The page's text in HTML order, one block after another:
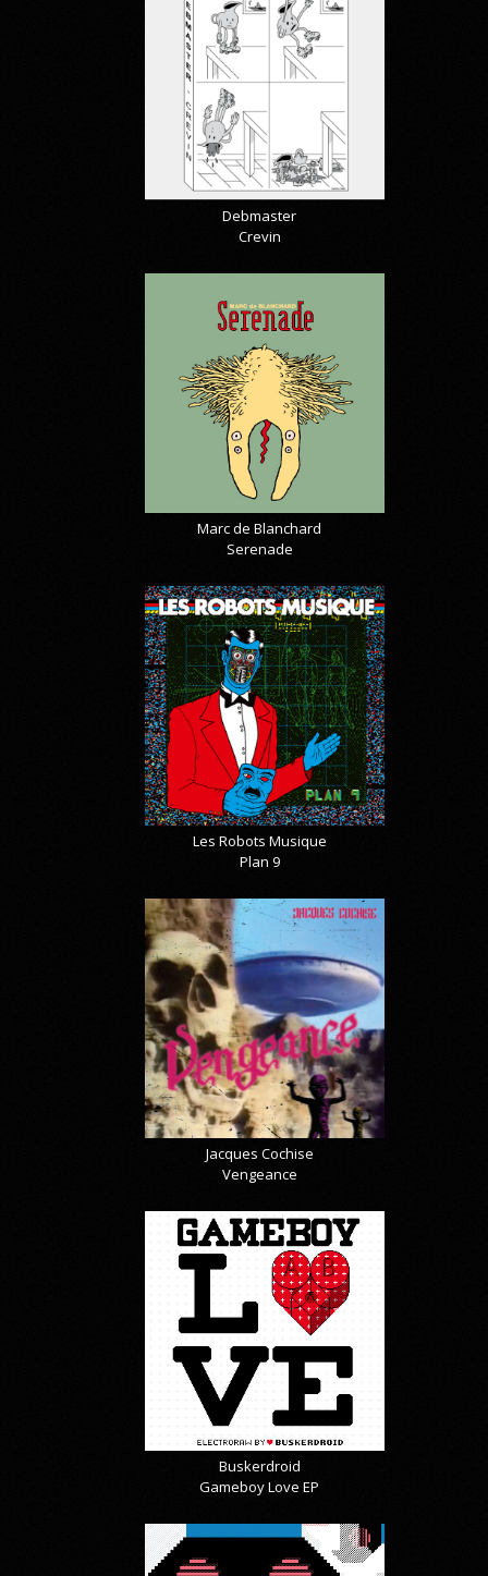
Debmaster
Crevin
Marc de Blanchard
Serenade
Les Robots Musique
Plan 9
Jacques Cochise
Vengeance
Buskerdroid
Gameboy Love EP